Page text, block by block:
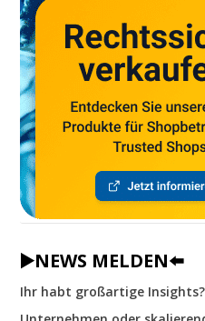
▶️NEWS MELDEN⬅️
Ihr habt großartige